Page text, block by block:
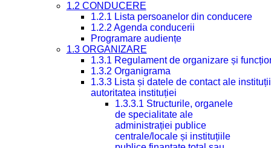
1.2 CONDUCERE
1.2.1 Lista persoanelor din conducere
1.2.2 Agenda conducerii
Programare audiențe
1.3 ORGANIZARE
1.3.1 Regulament de organizare și
1.3.2 Organigrama
1.3.3 Lista și datele de contact ale
autoritatea instituției
1.3.3.1 Structurile, organele
de specialitate ale
administrației publice
centrale/locale și instituțiile